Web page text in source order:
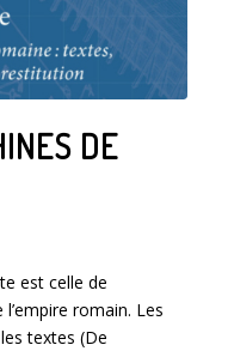
DE
est celle de
romain. Les
textes (De